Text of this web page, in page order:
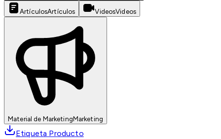
ArtículosArtículos VideosVideos
Material de MarketingMarketing
Etiqueta Producto